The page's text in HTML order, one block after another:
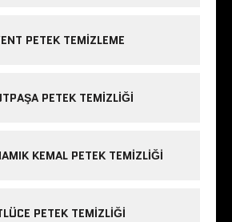
PETEK TEMIZLEME
PETEK TEMIZLIĞI
KEMAL PETEK TEMIZLIĞI
PETEK TEMIZLIĞI